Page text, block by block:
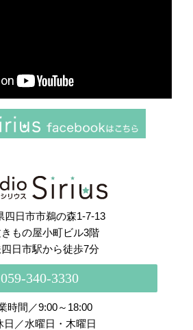
Instagram でフォロー
四日市市鵜の森1-7-13
もの屋小町ビル3階
日市駅から徒歩7分
059-340-3330
時間／9:00～18:00
日／水曜日・木曜日